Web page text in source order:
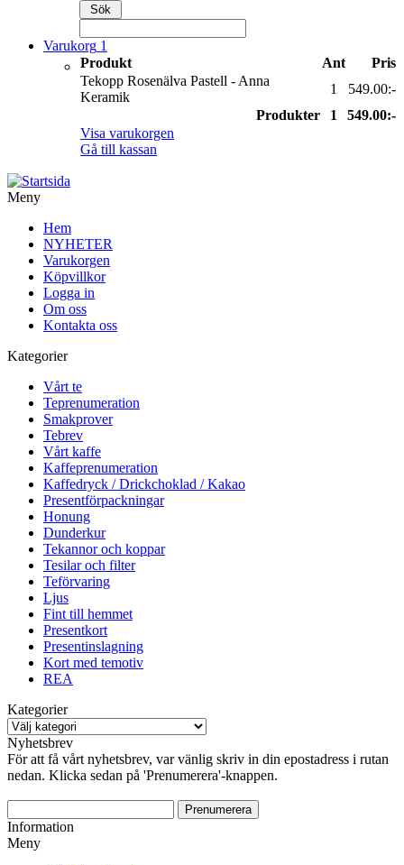
Varukorg 1
Produkt
Ant
Pris
Tekopp Rosenälva Pastell - Anna
Keramik
1
549.00:-
Produkter
1
549.00:-
Visa varukorgen
Gå till kassan
Meny
Hem
NYHETER
Varukorgen
Köpvillkor
Logga in
Om oss
Kontakta oss
Kategorier
Vårt te
Teprenumeration
Smakprover
Tebrev
Vårt kaffe
Kaffeprenumeration
Kaffedryck / Drickchoklad / Kakao
Presentförpackningar
Honung
Dunderkur
Tekannor och koppar
Tesilar och filter
Teförvaring
Ljus
Fint till hemmet
Presentkort
Presentinslagning
Kort med temotiv
REA
Kategorier
Nyhetsbrev
För att få vårt nyhetsbrev, var vänlig skriv in din epostadress i rutan
nedan. Klicka sedan på 'Prenumerera'-knappen.
Information
Meny